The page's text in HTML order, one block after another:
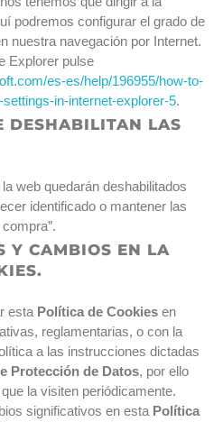
podremos configurar el grado de
nuestra navegación por Internet.
Explorer pulse
es-es/help/196955/how-to-
in-internet-explorer-5.
DESHABILITAN LAS
web quedarán deshabilitados
identificado o mantener las
Y CAMBIOS EN LA
esta Política de Cookies en
reglamentarias, o con la
a las instrucciones dictadas
Protección de Datos, por ello
la visiten periódicamente.
significativos en esta Política